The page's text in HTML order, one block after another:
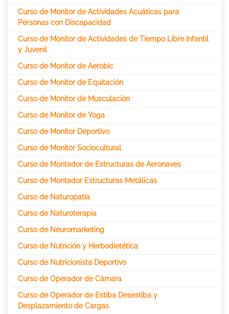
Curso de Monitor de Actividades Acuáticas para
Personas con Discapacidad
Curso de Monitor de Actividades de Tiempo Libre Infantil
y Juvenil
Curso de Monitor de Aerobic
Curso de Monitor de Equitación
Curso de Monitor de Musculación
Curso de Monitor de Yoga
Curso de Monitor Deportivo
Curso de Monitor Sociocultural
Curso de Montador de Estructuras de Aeronaves
Curso de Montador Estructuras Metálicas
Curso de Naturopatía
Curso de Naturoterapia
Curso de Neuromarketing
Curso de Nutrición y Herbodietética
Curso de Nutricionista Deportivo
Curso de Operador de Cámara
Curso de Operador de Estiba Desestiba y
Desplazamiento de Cargas